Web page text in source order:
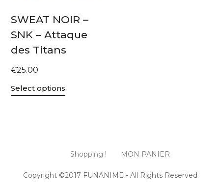
SWEAT NOIR –
SNK – Attaque
des Titans
€25.00
Select options
Shopping ! MON PANIER
Copyright ©2017 FUNANIME - All Rights Reserved